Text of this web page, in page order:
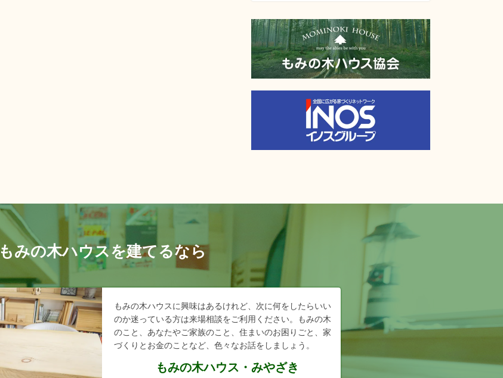
もみの木ハウスを建てるなら
もみの木ハウスに興味はあるけれど、次に何をしたらいい
のか迷っている方は来場相談をご利用ください。もみの木
のこと、あなたやご家族のこと、住まいのお困りごと、家
づくりとお金のことなど、色々なお話をしましょう。
もみの木ハウス・みやざき